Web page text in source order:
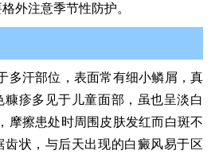
外注意季节性防护。
多汗部位，表面常有细小鳞屑，真
疹多见于儿童面部，虽也呈淡白
摩擦患处时周围皮肤发红而白斑不
状，与后天出现的白癜风易于区